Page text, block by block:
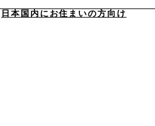
日本国内にお住まいの方向け